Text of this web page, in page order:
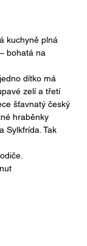
kuchyně plná
bohatá na
dítko má
zelí a třetí
šťavnatý český
hraběnky
Sylkfrída. Tak